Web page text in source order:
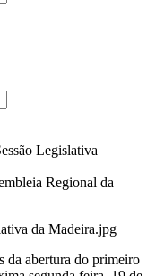
Legislativa
Regional da
da abertura do primeiro